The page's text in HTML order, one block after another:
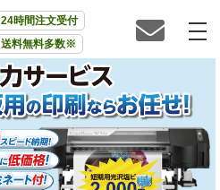
24時間注文受付
送料無料多数※